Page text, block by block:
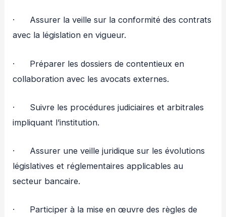
· Assurer la veille sur la conformité des contrats
avec la législation en vigueur.
· Préparer les dossiers de contentieux en
collaboration avec les avocats externes.
· Suivre les procédures judiciaires et arbitrales
impliquant l’institution.
· Assurer une veille juridique sur les évolutions
législatives et réglementaires applicables au
secteur bancaire.
· Participer à la mise en œuvre des règles de